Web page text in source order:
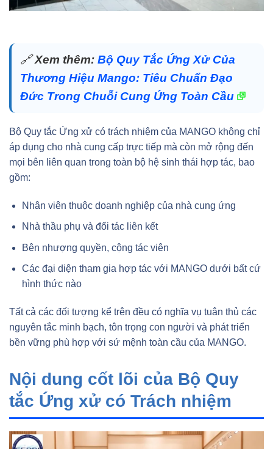
🔗Xem thêm: Bộ Quy Tắc Ứng Xử Của
Thương Hiệu Mango: Tiêu Chuẩn Đạo
Đức Trong Chuỗi Cung Ứng Toàn Cầu
Bộ Quy tắc Ứng xử có trách nhiệm của MANGO không chỉ
áp dụng cho nhà cung cấp trực tiếp mà còn mở rộng đến
mọi bên liên quan trong toàn bộ hệ sinh thái hợp tác, bao
gồm:
Nhân viên thuộc doanh nghiệp của nhà cung ứng
Nhà thầu phụ và đối tác liên kết
Bên nhượng quyền, cộng tác viên
Các đại diện tham gia hợp tác với MANGO dưới bất cứ
hình thức nào
Tất cả các đối tượng kể trên đều có nghĩa vụ tuân thủ các
nguyên tắc minh bạch, tôn trọng con người và phát triển
bền vững phù hợp với sứ mệnh toàn cầu của MANGO.
Nội dung cốt lõi của Bộ Quy
tắc Ứng xử có Trách nhiệm